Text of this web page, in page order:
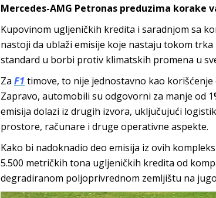
Mercedes-AMG Petronas preduzima korake
Kupovinom ugljeničkih kredita i saradnjom sa
nastoji da ublaži emisije koje nastaju tokom
standard u borbi protiv klimatskih promena u
Za F1 timove, to nije jednostavno kao
Zapravo, automobili su odgovorni za manje od
emisija dolazi iz drugih izvora, uključujući
prostore, računare i druge operativne aspekte.
Kako bi nadoknadio deo emisija iz ovih
5.500 metričkih tona ugljeničkih kredita od
degradiranom poljoprivrednom zemljištu na